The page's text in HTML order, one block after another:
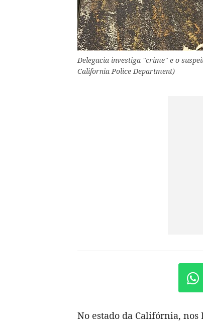
Delegacia investiga "crime" e o
California Police Department)
No estado da Califórnia,